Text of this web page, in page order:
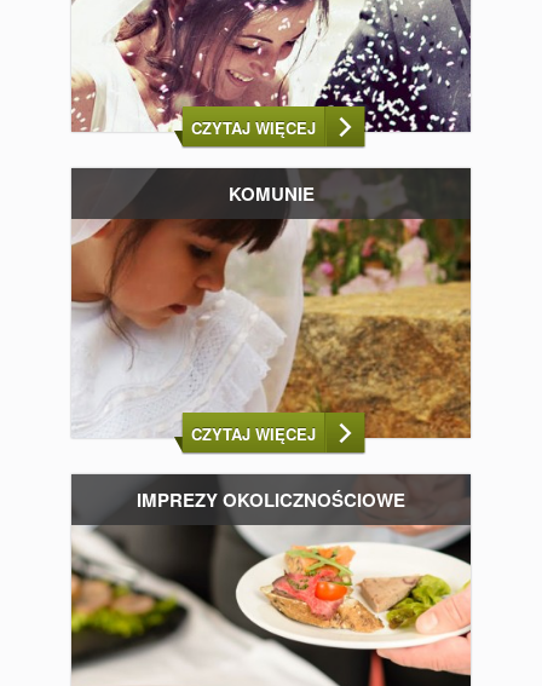
CZYTAJ WIĘCEJ
KOMUNIE
CZYTAJ WIĘCEJ
IMPREZY OKOLICZNOŚCIOWE